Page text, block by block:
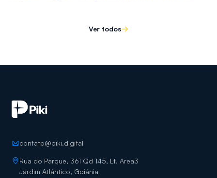
Ver todos
contato@piki.digital
Rua do Parque, 361 Qd 145, Lt. Area3
Jardim Atlântico, Goiânia